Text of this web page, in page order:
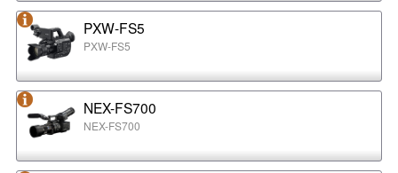
PXW-FS5
PXW-FS5
NEX-FS700
NEX-FS700